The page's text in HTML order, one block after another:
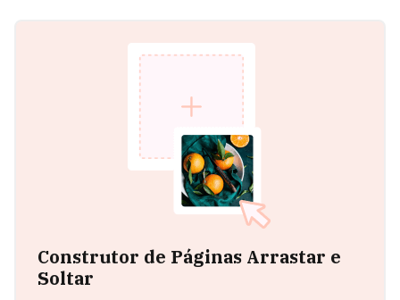
Construtor de Páginas Arrastar e
Soltar